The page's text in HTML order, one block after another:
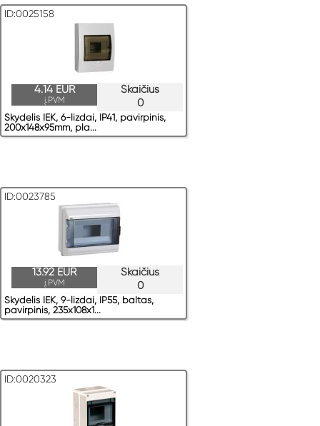
ID:0025158
Skaičius
0
4.14 EUR
į.PVM
Skydelis IEK, 6-lizdai, IP41, pavirрinis,
200x148x95mm, pla...
ID:0023785
Skaičius
0
13.92 EUR
į.PVM
Skydelis IEK, 9-lizdai, IP55, baltas,
pavirрinis, 235x108x1...
ID:0020323